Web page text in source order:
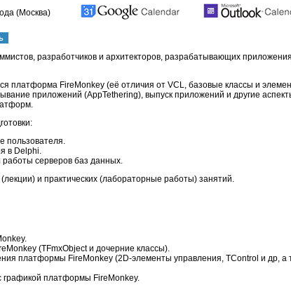
(Москва)
разработчиков и архитекторов, разрабатывающих
платформа FireMonkey (её отличия от VCL, базовые классы и
приложений (AppTethering), выпуск приложений и другие
пользователя.
в Delphi.
серверов баз данных.
(лекции) и практических (лабораторные работы) занятий.
(TFmxObject и дочерние классы).
платформы FireMonkey (2D-элементы управления, TControl и др, а
графикой платформы FireMonkey.